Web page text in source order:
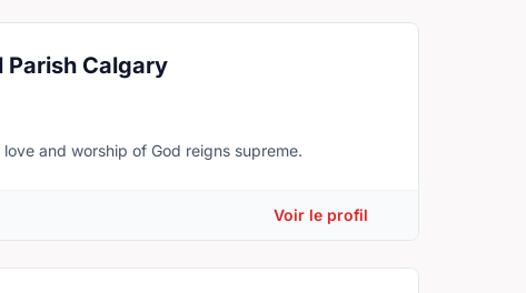
Parish Calgary
and worship of God reigns supreme.
Voir le profil